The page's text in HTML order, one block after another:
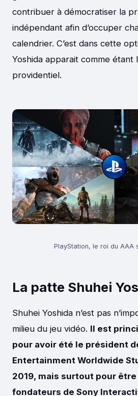
contribuer à démocratiser la
indépendant afin d’occuper
calendrier. C’est dans cette
Yoshida apparait comme étant
providentiel.
PlayStation, le roi du AAA
La patte Shuhei
Shuhei Yoshida n’est pas
milieu du jeu vidéo. Il est
pour avoir été le président
Entertainment Worldwide
2019, mais surtout pour être
fondateurs de Sony